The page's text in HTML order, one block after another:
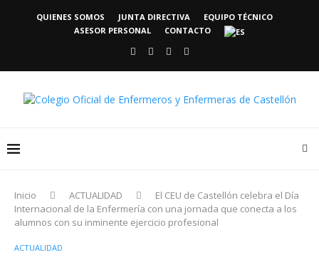
QUIENES SOMOS JUNTA DIRECTIVA
EQUIPO TÉCNICO
ASESOR PERSONAL
CONTACTO
Inicio ACTUALIDAD
El CEU de Castellón celebra el Día
Internacional de la Enfermería con una jornada que conecta a los
alumnos con su inminente ejercicio profesional
ACTUALIDAD